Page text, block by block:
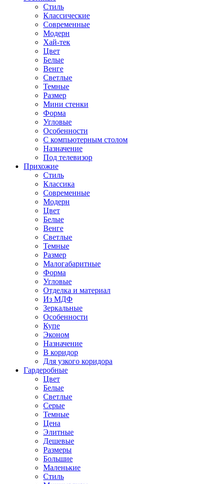
Стиль
Классические
Современные
Модерн
Хай-тек
Цвет
Белые
Венге
Светлые
Темные
Размер
Мини стенки
Форма
Угловые
Особенности
С компьютерным столом
Назначение
Под телевизор
Прихожие
Стиль
Классика
Современные
Модерн
Цвет
Белые
Венге
Светлые
Темные
Размер
Малогабаритные
Форма
Угловые
Отделка и материал
Из МДФ
Зеркальные
Особенности
Купе
Эконом
Назначение
В коридор
Для узкого коридора
Гардеробные
Цвет
Белые
Светлые
Серые
Темные
Цена
Элитные
Дешевые
Размеры
Большие
Маленькие
Стиль